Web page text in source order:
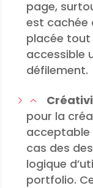
page,
est cachée
placée tout
accessible
défilement.
pour la
acceptable
cas des
logique
portfolio.